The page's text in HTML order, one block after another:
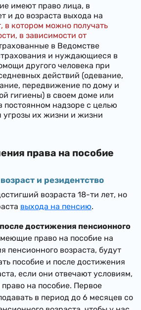
имеют право лица, в
и до возраста выхода на
в котором можно получать
в зависимости от
в Ведомстве
и нуждающиеся в
другого человека при
действий (одевание,
передвижение по дому и
гигиены) в своем доме или
надзоре с целью
угрозы их жизни и жизни
права на пособие
и резидентство
возраста 18-ти лет, но
выхода на пенсию.
достижения пенсионного
право на пособие на
пенсионного возраста, будут
пособие и после достижения
если они отвечают условиям,
на пособие. Первое
в период до 6 месяцев со